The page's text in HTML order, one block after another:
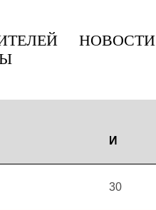
НОВОСТИ
26
И
30